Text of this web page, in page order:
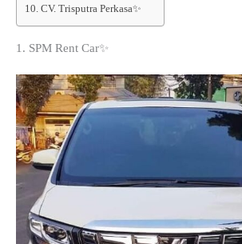
10. CV. Trisputra Perkasa✨
1. SPM Rent Car✨